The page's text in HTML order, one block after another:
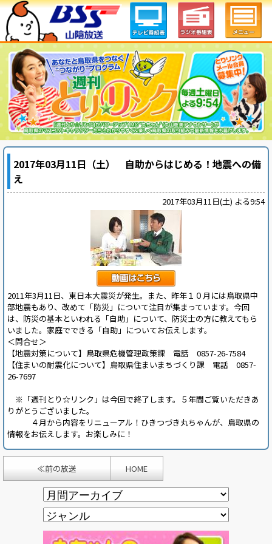
2017年03月11日（土） 自助からはじめる！地震への備
え
2017年03月11日(土) よる9:54
2011年3月11日、東日本大震災が発生。また、昨年１０月には鳥取県中
部地震もあり、改めて「防災」について注目が集まっています。今回
は、防災の基本といわれる「自助」について、防災士の方に教えてもら
いました。家庭でできる「自助」についてお伝えします。
＜問合せ＞
【地震対策について】鳥取県危機管理政策課 電話 0857-26-7584
【住まいの耐震化について】鳥取県住まいまちづくり課 電話 0857-
26-7697
※「週刊とり☆リンク」は今回で終了します。５年間ご覧いただきあ
りがとうございました。
４月から内容をリニューアル！ひきつづき丸ちゃんが、鳥取県の
情報をお伝えします。お楽しみに！
≪前の放送 HOME